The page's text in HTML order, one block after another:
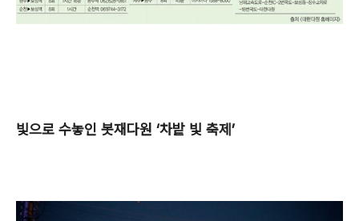
빛으로 수놓인 봇재다원 ‘차밭 빛 축제’